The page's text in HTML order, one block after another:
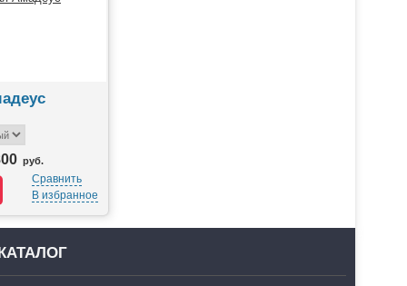
руб.
Сравнить
В избранное